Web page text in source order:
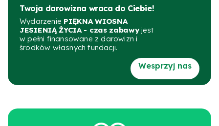
Twoja darowizna wraca do Ciebie!
Wydarzenie PIĘKNA WIOSNA
JESIENIĄ ŻYCIA - czas zabawyjest
w pełni finansowane z darowizn i
środków własnych fundacji.
Wesprzyj nas